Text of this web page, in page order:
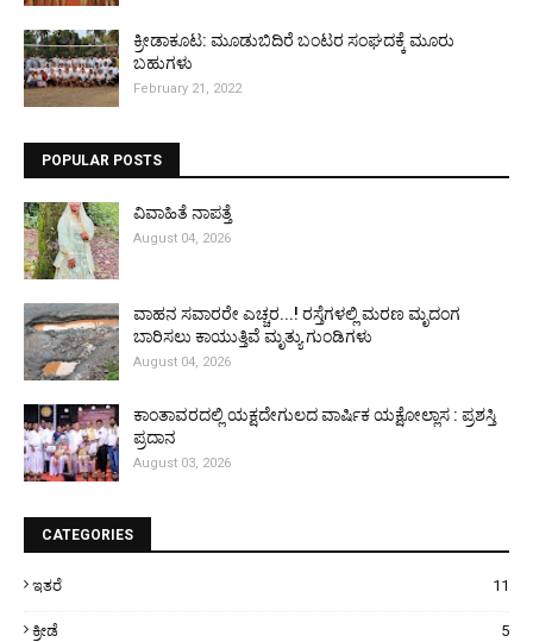
ಕ್ರೀಡಾಕೂಟ: ಮೂಡುಬಿದಿರೆ ಬಂಟರ ಸಂಘದಕ್ಕೆ ಮೂರು
ಬಹುಗಳು
February 21, 2022
POPULAR POSTS
ವಿವಾಹಿತೆ ನಾಪತ್ತೆ
August 04, 2026
ವಾಹನ ಸವಾರರೇ ಎಚ್ಚರ...! ರಸ್ತೆಗಳಲ್ಲಿ ಮರಣ ಮೃದಂಗ
ಬಾರಿಸಲು ಕಾಯುತ್ತಿವೆ ಮೃತ್ಯು ಗುಂಡಿಗಳು
August 04, 2026
ಕಾಂತಾವರದಲ್ಲಿ ಯಕ್ಷದೇಗುಲದ ವಾರ್ಷಿಕ ಯಕ್ಷೋಲ್ಲಾಸ : ಪ್ರಶಸ್ತಿ
ಪ್ರದಾನ
August 03, 2026
CATEGORIES
ಇತರೆ 11
ಕ್ರೀಡೆ 5